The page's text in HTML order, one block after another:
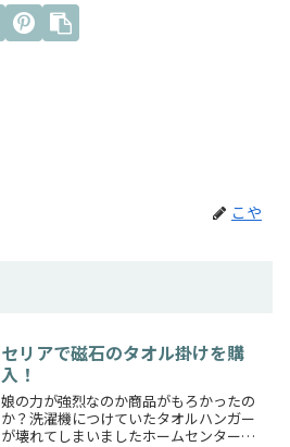
こや
セリアで磁石のタオル掛けを購
入！
娘の力が強烈なのか商品がもろかったの
か？洗濯機につけていたタオルハンガー
が壊れてしまいましたホームセンターで